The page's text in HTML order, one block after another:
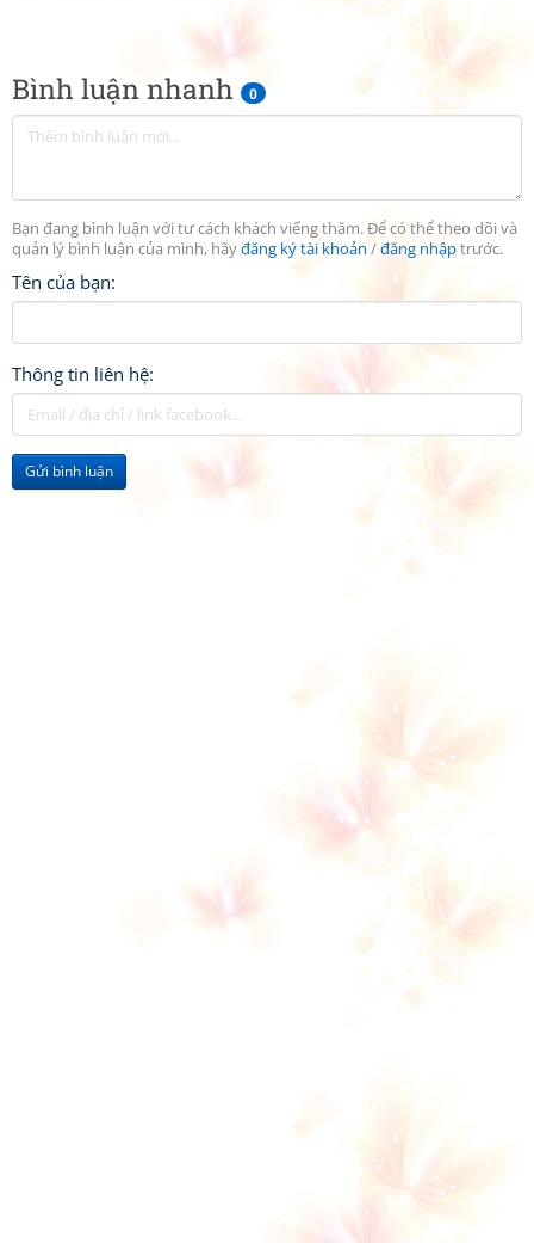
Bình luận nhanh 0
Bạn đang bình luận với tư cách khách viếng thăm. Để có thể theo dõi và
quản lý bình luận của mình, hãyđăng ký tài khoản /đăng nhậptrước.
Tên của bạn:
Thông tin liên hệ:
Gửi bình luận